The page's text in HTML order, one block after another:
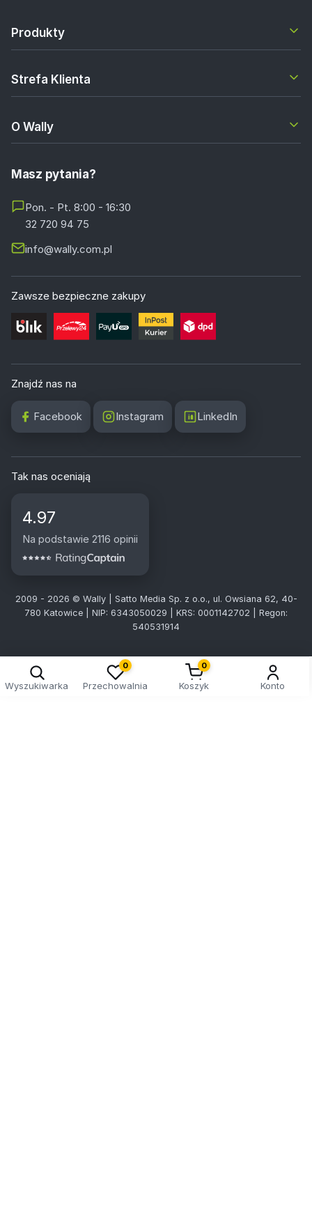
Produkty
Strefa Klienta
O Wally
Masz pytania?
Pon. - Pt. 8:00 - 16:30
32 720 94 75
info@wally.com.pl
Zawsze bezpieczne zakupy
Znajdź nas na
Facebook Instagram LinkedIn
Tak nas oceniają
4.97
Na podstawie 2116 opinii
2009 - 2026 © Wally | Satto Media Sp. z o.o., ul. Owsiana 62, 40-
780 Katowice | NIP: 6343050029 | KRS: 0001142702 | Regon:
540531914
Wyszukiwarka
0
Przechowalnia
0
Koszyk Konto